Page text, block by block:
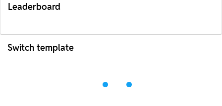
Leaderboard
Switch template